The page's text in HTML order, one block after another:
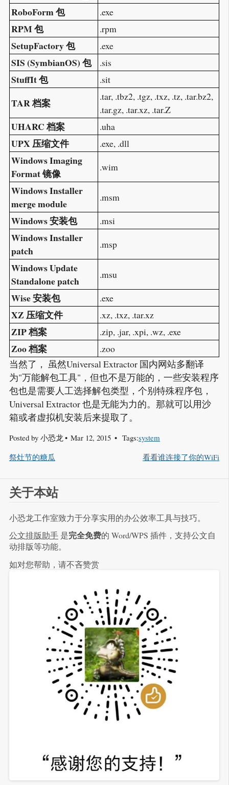
RoboForm 包 .exe
RPM 包 .rpm
SetupFactory 包 .exe
SIS (SymbianOS) 包 .sis
StuffIt 包 .sit
TAR 档案
.tar, .tbz2, .tgz, .txz, .tz, .tar.bz2,
.tar.gz, .tar.xz, .tar.Z
UHARC 档案 .uha
UPX 压缩文件 .exe, .dll
Windows Imaging
Format 镜像
.wim
Windows Installer
merge module
.msm
Windows 安装包 .msi
Windows Installer
patch
.msp
Windows Update
Standalone patch
.msu
Wise 安装包 .exe
XZ 压缩文件 .xz, .txz, .tar.xz
ZIP 档案 .zip, .jar, .xpi, .wz, .exe
Zoo 档案
.zoo
当然了， 虽然Universal Extractor 国内网站多翻译
为"万能解包工具"，但也不是万能的，一些安装程序
包也是需要人工选择解包类型，个别特殊程序包，
Universal Extractor 也是无能为力的。那就可以用沙
箱或者虚拟机安装后来提取了。
Posted by 小恐龙 Mar 12, 2015 Tags:system
祭灶节的糖瓜
看看谁连接了你的WiFi
关于本站
小恐龙工作室致力于分享实用的办公效率工具与技巧。
公文排版助手 是完全免费的 Word/WPS 插件，支持公文自
动排版等功能。
如对您帮助，请不吝赞赏